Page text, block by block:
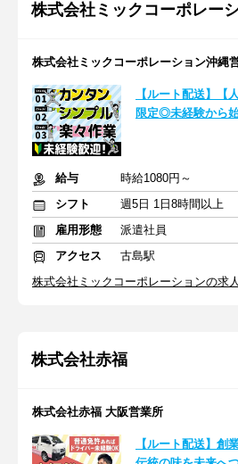
株式会社ミックコーポレー
株式会社ミックコーポレーション沖縄
【ルート配送】【
限定◎未経験から
給与
時給1080円～
シフト
週5日 1日8時間以上
雇用形態
派遣社員
アクセス
古島駅
株式会社ミックコーポレーションの求
株式会社赤福
株式会社赤福 大阪営業所
【ルート配送】創